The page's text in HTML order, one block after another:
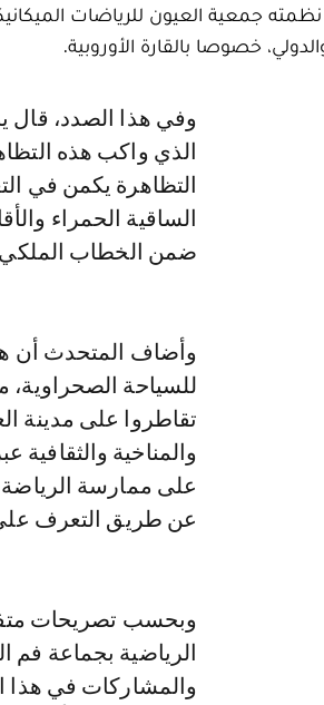
والذي نظمته جمعية العيون للرياضات
خصوصا بالقارة الأوروبية.
وفي هذا الصدد، قال يزيد صدقي الادريسي، رئيس الجمعية، في تصريح لـLe360،
الذي واكب هذه
التظاهرة يكمن في
الساقية الحمراء
ضمن الخطاب الملكي في الذكرى الـ49
وأضاف المتحدث أن
للسياحة
تقاطروا على مدينة
والمناخية
على ممارسة الرياضة
عن طريق التعرف
والمشاركات في هذا